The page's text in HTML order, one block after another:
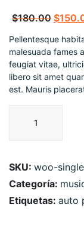
con4.00
de 5 en
valoración
de un
cliente
$180.00 El
precio
era:
$
Pellentesque
malesuada fames
feugiat vitae,
libero sit amet
est. Mauris
SKU: woo-single
Categoría:
Etiquetas: auto